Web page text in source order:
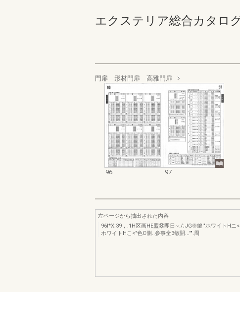
エクステリア総合カタロ
門扉 形材門扉 高雅門扉
96 97
左ページから抽出された内容
96I*X:39，.1H区画HE盟⑧即日~./;JG⑨鍵'"ホワイトHニ
ホワイトHこ<"色C側..参事全3敏開..."".周